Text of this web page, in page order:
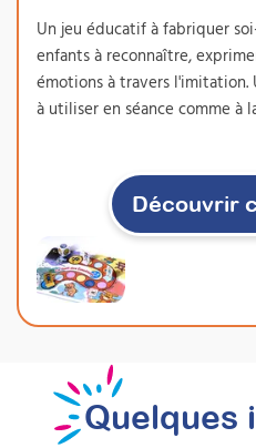
De la théorie
Un jeu éducatif à fabriquer
enfants à reconnaître,
émotions à travers
à utiliser en séance comme à
Découvrir
Quelques